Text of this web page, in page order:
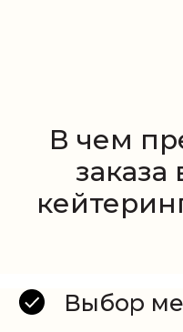
В чем
Выбор